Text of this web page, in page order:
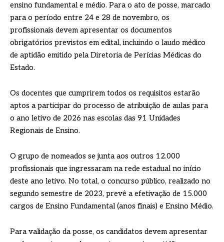
ensino fundamental e médio. Para o ato de posse, marcado
para o período entre 24 e 28 de novembro, os
profissionais devem apresentar os documentos
obrigatórios previstos em edital, incluindo o laudo médico
de aptidão emitido pela Diretoria de Perícias Médicas do
Estado.
Os docentes que cumprirem todos os requisitos estarão
aptos a participar do processo de atribuição de aulas para
o ano letivo de 2026 nas escolas das 91 Unidades
Regionais de Ensino.
O grupo de nomeados se junta aos outros 12.000
profissionais que ingressaram na rede estadual no início
deste ano letivo. No total, o concurso público, realizado no
segundo semestre de 2023, prevê a efetivação de 15.000
cargos de Ensino Fundamental (anos finais) e Ensino Médio.
Para validação da posse, os candidatos devem apresentar